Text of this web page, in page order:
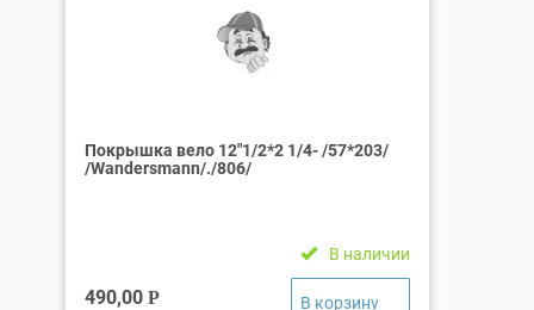
Покрышка вело 12″1/2*2 1/4- /57*203/
/Wandersmann/./806/
В наличии
490,00 Р